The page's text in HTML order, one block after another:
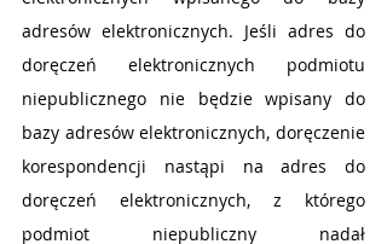
adresów elektronicznych. Jeśli adres do
doręczeń elektronicznych podmiotu
niepublicznego nie będzie wpisany do
bazy adresów elektronicznych, doręczenie
korespondencji nastąpi na adres do
doręczeń elektronicznych, z którego
podmiot niepubliczny nadał